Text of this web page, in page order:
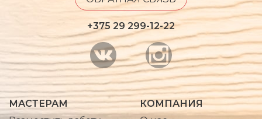
+375 29 299-12-22
МАСТЕРАМ
КОМПАНИЯ